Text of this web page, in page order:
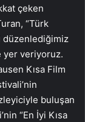
çeken
“Türk
düzenlediğimiz
yer veriyoruz.
Kısa Film
buluşan
“En İyi Kısa